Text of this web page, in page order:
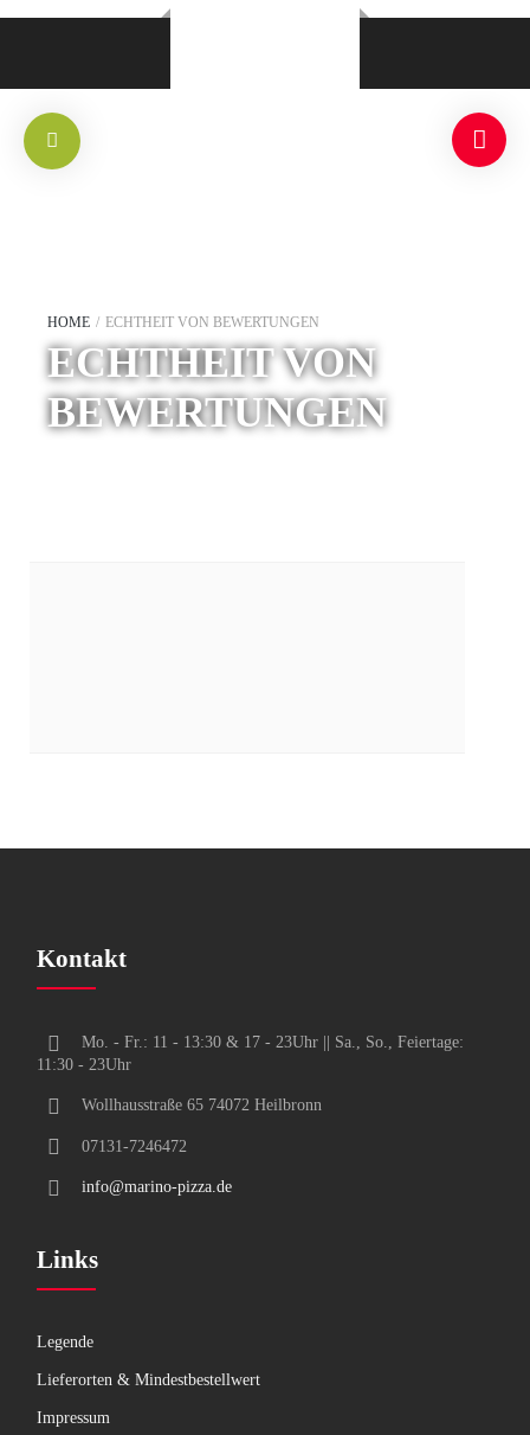
HOME / ECHTHEIT VON BEWERTUNGEN
ECHTHEIT VON
BEWERTUNGEN
Kontakt
Mo. - Fr.: 11 - 13:30 & 17 - 23Uhr || Sa., So., Feiertage:
11:30 - 23Uhr
Wollhausstraße 65 74072 Heilbronn
07131-7246472
info@marino-pizza.de
Links
Legende
Lieferorten & Mindestbestellwert
Impressum